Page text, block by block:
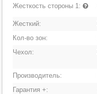
Жесткость стороны 1:
Жесткий:
Кол-во зон:
Чехол:
Производитель:
Гарантия +: